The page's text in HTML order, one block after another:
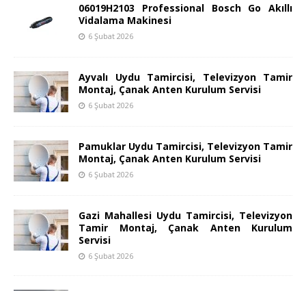
06019H2103 Professional Bosch Go Akıllı
Vidalama Makinesi
6 Şubat 2026
Ayvalı Uydu Tamircisi, Televizyon Tamir
Montaj, Çanak Anten Kurulum Servisi
6 Şubat 2026
Pamuklar Uydu Tamircisi, Televizyon Tamir
Montaj, Çanak Anten Kurulum Servisi
6 Şubat 2026
Gazi Mahallesi Uydu Tamircisi, Televizyon
Tamir Montaj, Çanak Anten Kurulum
Servisi
6 Şubat 2026